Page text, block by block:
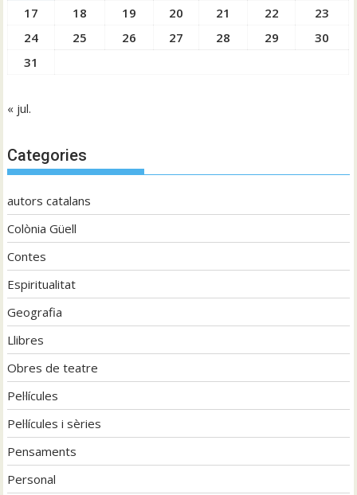
17
18 19 20 21 22
23
24
25 26 27 28 29
30
31
« jul.
Categories
autors catalans
Colònia Güell
Contes
Espiritualitat
Geografia
Llibres
Obres de teatre
Pel·lícules
Pel·lícules i sèries
Pensaments
Personal